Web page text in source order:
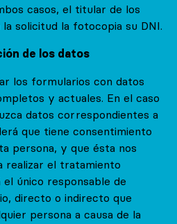
casos, el titular de los
solicitud la fotocopia su DNI.
de los datos
los formularios con datos
y actuales. En el caso
datos correspondientes a
que tiene consentimiento
persona, y que ésta nos
realizar el tratamiento
único responsable de
directo o indirecto que
persona a causa de la